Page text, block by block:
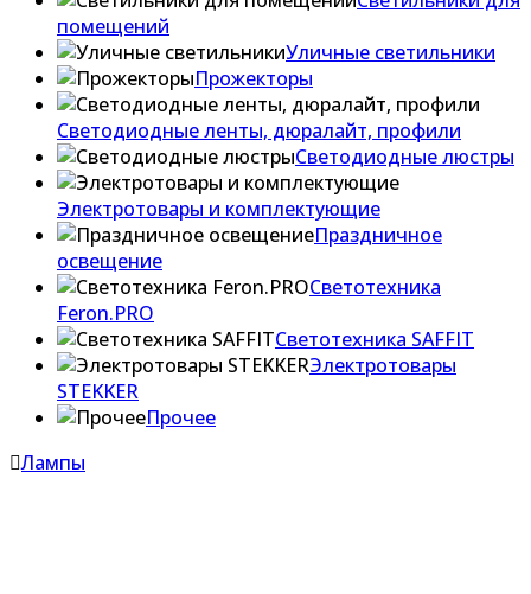
помещений
Уличные светильники
Прожекторы
Светодиодные ленты, дюралайт, профили
Светодиодные люстры
Электротовары и комплектующие
Праздничное
освещение
Светотехника
Feron.PRO
Светотехника SAFFIT
Электротовары
STEKKER
Прочее
Лампы